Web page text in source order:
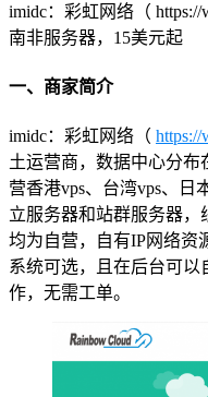
imidc：彩虹网络（ https://
南非服务器，15美元起
一、商家简介
imidc：彩虹网络（ https://
土运营商，数据中心分
营香港vps、台湾vps、日
立服务器和站群服务器，
均为自营，自有IP网络资
系统可选，且在后台可
作，无需工单。